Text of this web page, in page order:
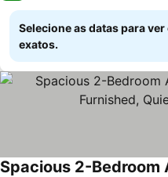
Selecione as datas para
exatos.